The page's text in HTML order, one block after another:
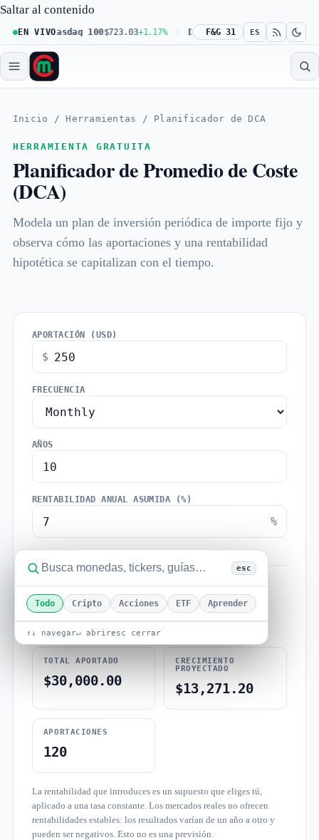
Saltar al contenido
EN VIVONasdaq 100$723.03+1.17% Dow 30$539.62 +0.27%
F&G 31 ES
esc
Todo Cripto Acciones ETF Aprender
↑↓ navegar↵ abriresc cerrar
Inicio / Herramientas / Planificador de DCA
HERRAMIENTA GRATUITA
Planificador de Promedio de Coste
(DCA)
Modela un plan de inversión periódica de importe fijo y
observa cómo las aportaciones y una rentabilidad
hipotética se capitalizan con el tiempo.
APORTACIÓN (USD)
$
FRECUENCIA
AÑOS
RENTABILIDAD ANUAL ASUMIDA (%)
%
VALOR PROYECTADO
$43,271.20
TOTAL APORTADO
$30,000.00
CRECIMIENTO
PROYECTADO
$13,271.20
APORTACIONES
120
La rentabilidad que introduces es un supuesto que eliges tú,
aplicado a una tasa constante. Los mercados reales no ofrecen
rentabilidades estables: los resultados varían de un año a otro y
pueden ser negativos. Esto no es una previsión.